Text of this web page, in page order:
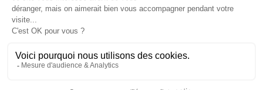
© Moriss Immobilier 2025 – Tous droits réservés –
Politique de confidentialité